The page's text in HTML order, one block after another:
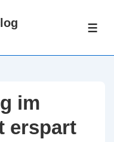
im
erspart